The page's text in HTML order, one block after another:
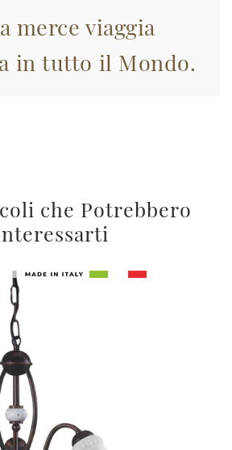
merce viaggia
in tutto il Mondo.
che Potrebbero